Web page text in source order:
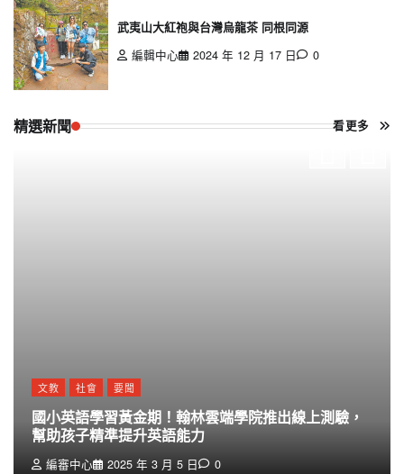
武夷山大紅袍與台灣烏龍茶 同根同源
編輯中心
2024 年 12 月 17 日 0
精選新聞 看更多
文教 社會 要聞
國小英語學習黃金期！翰林雲端學院推出線上測驗，
幫助孩子精準提升英語能力
編審中心 2025 年 3 月 5 日 0